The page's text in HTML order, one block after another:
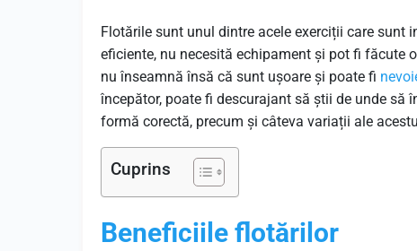
Flotările sunt unul dintre acele exerciții care sunt
eficiente, nu necesită echipament și pot fi făcute
nu înseamnă însă că sunt ușoare și poate fi
începător, poate fi descurajant să știi de unde
formă corectă, precum și câteva variații ale
Cuprins
Beneficiile flotărilor